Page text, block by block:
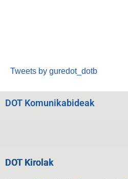
Tweets by guredot_dotb
DOT Komunikabideak
DOT Kirolak